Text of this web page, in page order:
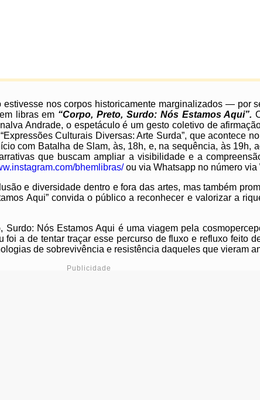
nos corpos historicamente marginalizados — por
libras em “Corpo, Preto, Surdo: Nós Estamos Aqui”.
Andrade, o espetáculo é um gesto coletivo de
Culturais Diversas: Arte Surda”, que acontece
com Batalha de Slam, às, 18h, e, na sequência, às 19h,
que buscam ampliar a visibilidade e a
bhemlibras/ ou via Whatsapp no número
e diversidade dentro e fora das artes, mas também
Aqui” convida o público a reconhecer e valorizar a
Nós Estamos Aqui é uma viagem pela
a de tentar traçar esse percurso de fluxo e refluxo feito
de sobrevivência e resistência daqueles que vieram
Publicidade